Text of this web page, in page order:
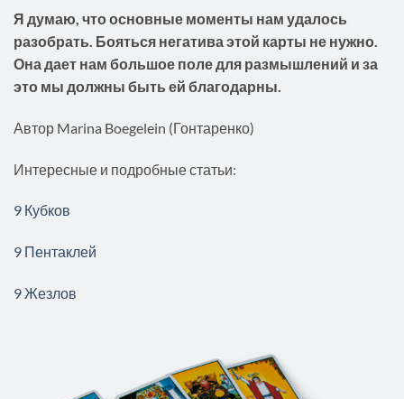
Я думаю, что основные моменты нам удалось
разобрать. Бояться негатива этой карты не нужно.
Она дает нам большое поле для размышлений и за
это мы должны быть ей благодарны.
Автор Marina Boegelein (Гонтаренко)
Интересные и подробные статьи:
9 Кубков
9 Пентаклей
9 Жезлов